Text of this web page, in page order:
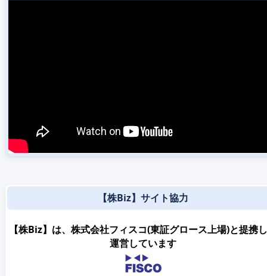
【株Biz】サイト協力
【株Biz】は、株式会社フィスコ(東証グロース上場)と提携
運営しています